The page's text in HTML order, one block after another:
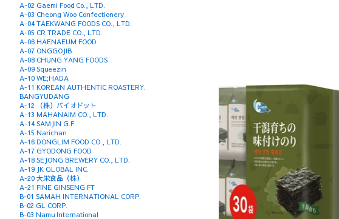
A-02 Gaemi Food Co., LTD.
A-03 Cheong Woo Confectionery
A-04 TAEKWANG FOODS CO., LTD.
A-05 CR TRADE CO., LTD.
A-06 HAENAEUM FOOD
A-07 ONGGOJIB
A-08 CHUNG YANG FOODS
A-09 Squeezin
A-10 WE;HADA
A-11 KOREAN AUTHENTIC ROASTERY.
BANGYUDANG
A-12 （株）バイオドット
A-13 MAHANAIM CO., LTD.
A-14 SAMJIN G.F.
A-15 Narichan
A-16 DONGLIM FOOD CO., LTD.
A-17 GYODONG FOOD
A-18 SEJONG BREWERY CO., LTD.
A-19 JK GLOBAL INC.
A-20 大栄食品（株）
A-21 FINE GINSENG FT
B-01 SAMAH INTERNATIONAL CORP.
B-02 GL CORP.
B-03 Namu International